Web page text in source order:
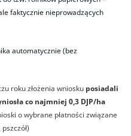
faktycznie nieprowadzących
automatycznie (bez
roku złożenia wniosku posiadali
co najmniej 0,3 DJP/ha
o wybrane płatności związane